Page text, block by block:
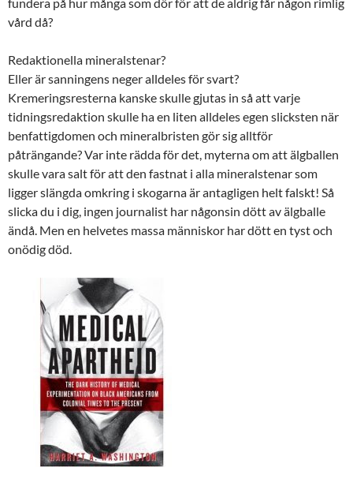
vård då?
Redaktionella mineralstenar?
Eller är sanningens neger alldeles för svart?
Kremeringsresterna kanske skulle gjutas in så att varje
tidningsredaktion skulle ha en liten alldeles egen slicksten när
benfattigdomen och mineralbristen gör sig alltför
påträngande? Var inte rädda för det, myterna om att älgballen
skulle vara salt för att den fastnat i alla mineralstenar som
ligger slängda omkring i skogarna är antagligen helt falskt! Så
slicka du i dig, ingen journalist har någonsin dött av älgballe
ändå. Men en helvetes massa människor har dött en tyst och
onödig död.